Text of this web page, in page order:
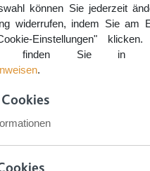
können Sie jederzeit
widerrufen, indem Sie am
Einstellungen" klicken.
finden Sie in
.
Wann ist
zulässig?